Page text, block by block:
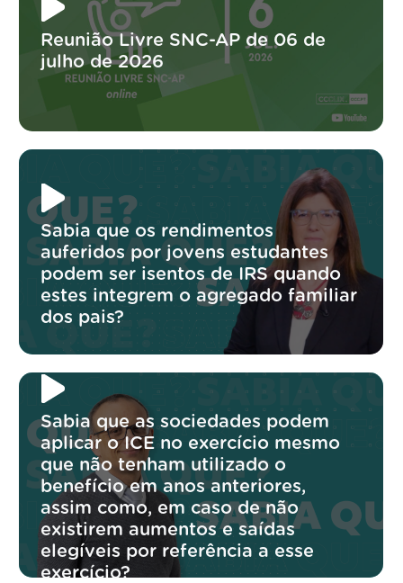
Reunião Livre SNC-AP de 06 de
julho de 2026
Sabia que os rendimentos
auferidos por jovens estudantes
podem ser isentos de IRS quando
estes integrem o agregado familiar
dos pais?
Sabia que as sociedades podem
aplicar o ICE no exercício mesmo
que não tenham utilizado o
benefício em anos anteriores,
assim como, em caso de não
existirem aumentos e saídas
elegíveis por referência a esse
exercício?